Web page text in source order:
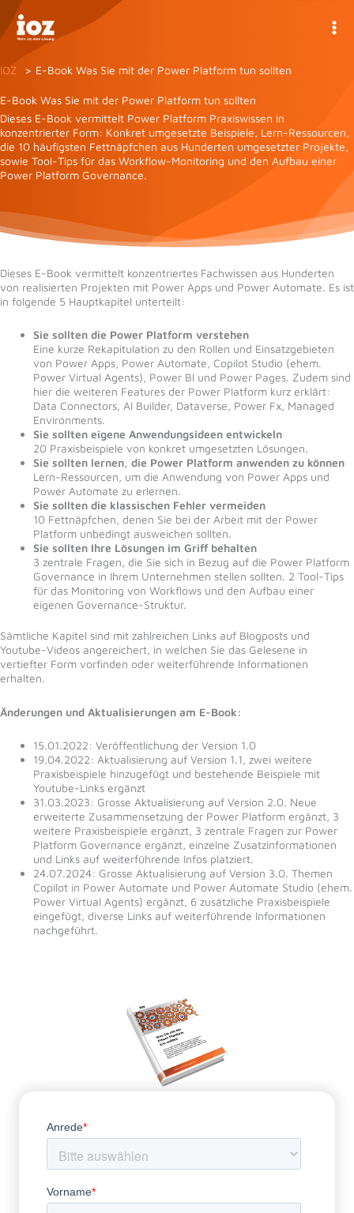
Zum
Inhalt
springen
IOZ E-Book Was Sie mit der Power Platform tun sollten
E-Book Was Sie mit der Power Platform tun sollten
Dieses E-Book vermittelt Power Platform Praxiswissen in
konzentrierter Form: Konkret umgesetzte Beispiele, Lern-Ressourcen,
die 10 häufigsten Fettnäpfchen aus Hunderten umgesetzter Projekte,
sowie Tool-Tips für das Workflow-Monitoring und den Aufbau einer
Power Platform Governance.
Dieses E-Book vermittelt konzentriertes Fachwissen aus Hunderten
von realisierten Projekten mit Power Apps und Power Automate. Es ist
in folgende 5 Hauptkapitel unterteilt:
Sie sollten die Power Platform verstehen
Eine kurze Rekapitulation zu den Rollen und Einsatzgebieten
von Power Apps, Power Automate, Copilot Studio (ehem.
Power Virtual Agents), Power BI und Power Pages. Zudem sind
hier die weiteren Features der Power Platform kurz erklärt:
Data Connectors, AI Builder, Dataverse, Power Fx, Managed
Environments.
Sie sollten eigene Anwendungsideen entwickeln
20 Praxisbeispiele von konkret umgesetzten Lösungen.
Sie sollten lernen, die Power Platform anwenden zu können
Lern-Ressourcen, um die Anwendung von Power Apps und
Power Automate zu erlernen.
Sie sollten die klassischen Fehler vermeiden
10 Fettnäpfchen, denen Sie bei der Arbeit mit der Power
Platform unbedingt ausweichen sollten.
Sie sollten Ihre Lösungen im Griff behalten
3 zentrale Fragen, die Sie sich in Bezug auf die Power Platform
Governance in Ihrem Unternehmen stellen sollten. 2 Tool-Tips
für das Monitoring von Workflows und den Aufbau einer
eigenen Governance-Struktur.
Sämtliche Kapitel sind mit zahlreichen Links auf Blogposts und
Youtube-Videos angereichert, in welchen Sie das Gelesene in
vertiefter Form vorfinden oder weiterführende Informationen
erhalten.
Änderungen und Aktualisierungen am E-Book:
15.01.2022: Veröffentlichung der Version 1.0
19.04.2022: Aktualisierung auf Version 1.1, zwei weitere
Praxisbeispiele hinzugefügt und bestehende Beispiele mit
Youtube-Links ergänzt
31.03.2023: Grosse Aktualisierung auf Version 2.0. Neue
erweiterte Zusammensetzung der Power Platform ergänzt, 3
weitere Praxisbeispiele ergänzt, 3 zentrale Fragen zur Power
Platform Governance ergänzt, einzelne Zusatzinformationen
und Links auf weiterführende Infos platziert.
24.07.2024: Grosse Aktualisierung auf Version 3.0. Themen
Copilot in Power Automate und Power Automate Studio (ehem.
Power Virtual Agents) ergänzt, 6 zusätzliche Praxisbeispiele
eingefügt, diverse Links auf weiterführende Informationen
nachgeführt.